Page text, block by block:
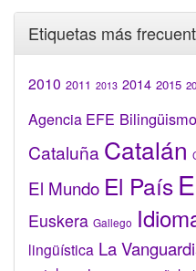
Etiquetas más
2010 2011 2013 2014 2015
Agencia EFE Bilingüismo
Cataluña Catalán
El Mundo El País
Euskera Gallego
lingüística La